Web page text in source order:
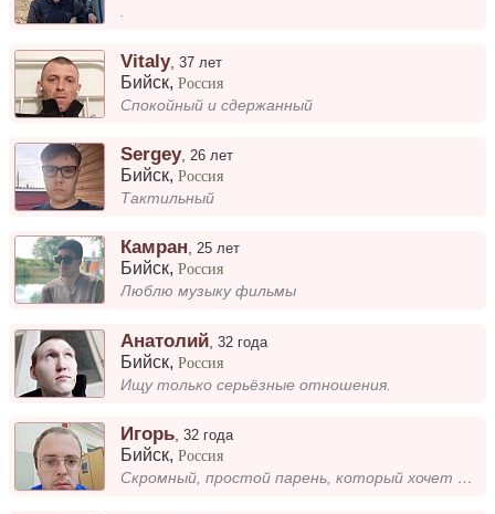
.
Vitaly,37 лет
Бийск,Россия
Спокойный и сдержанный
Sergey, 26 лет
Бийск,Россия
Тактильный
Камран,25 лет
Бийск,Россия
Люблю музыку фильмы
Анатолий ,32 года
Бийск,Россия
Ищу только серьёзные отношения.
Игорь ,32 года
Бийск,Россия
Скромный, простой парень, который хочет познакомиться с интересной девушкой для серьезных отношений.